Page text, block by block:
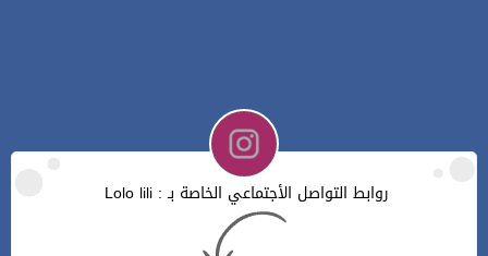
روابط التواصل الأجتماعي الخاصة بـ : Lolo lili